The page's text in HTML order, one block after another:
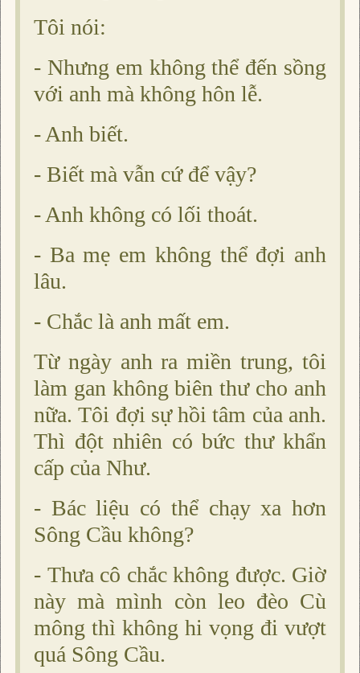
Tôi nói:
- Nhưng em không thể đến sồng
với anh mà không hôn lễ.
- Anh biết.
- Biết mà vẫn cứ để vậy?
- Anh không có lối thoát.
- Ba mẹ em không thể đợi anh
lâu.
- Chắc là anh mất em.
Từ ngày anh ra miền trung, tôi
làm gan không biên thư cho anh
nữa. Tôi đợi sự hồi tâm của anh.
Thì đột nhiên có bức thư khẩn
cấp của Như.
- Bác liệu có thể chạy xa hơn
Sông Cầu không?
- Thưa cô chắc không được. Giờ
này mà mình còn leo đèo Cù
mông thì không hi vọng đi vượt
quá Sông Cầu.